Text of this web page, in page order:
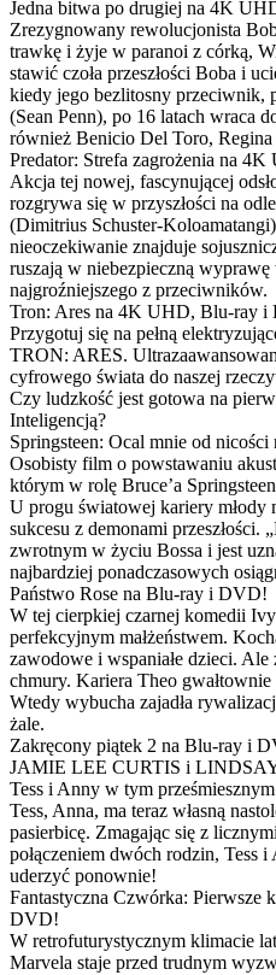
Jedna bitwa po drugiej na 4K
Zrezygnowany rewolucjonista
trawkę i żyje w paranoi z córką,
stawić czoła przeszłości Boba i
kiedy jego bezlitosny przeciwnik,
(Sean Penn), po 16 latach wraca
również Benicio Del Toro,
Predator: Strefa zagrożenia na
Akcja tej nowej, fascynującej
rozgrywa się w przyszłości na
(Dimitrius Schuster-
nieoczekiwanie znajduje
ruszają w niebezpieczną
najgroźniejszego z przeciwników.
Tron: Ares na 4K UHD, Blu-ray i
Przygotuj się na pełną
TRON: ARES.
cyfrowego świata do naszej
Czy ludzkość jest gotowa na
Inteligencją?
Springsteen: Ocal mnie od
Osobisty film o powstawaniu
którym w rolę Bruce’a
U progu światowej kariery młody
sukcesu z demonami przeszłości.
zwrotnym w życiu Bossa i jest
najbardziej ponadczasowych
Państwo Rose na Blu-ray i DVD!
W tej cierpkiej czarnej komedii
perfekcyjnym małżeństwem.
zawodowe i wspaniałe dzieci. Ale
chmury. Kariera Theo
Wtedy wybucha zajadła
żale.
Zakręcony piątek 2 na Blu-ray i
JAMIE LEE CURTIS i
Tess i Anny w tym
Tess, Anna, ma teraz własną
pasierbicę. Zmagając się z
połączeniem dwóch rodzin, Tess
uderzyć ponownie!
Fantastyczna Czwórka:
DVD!
W retrofuturystycznym klimacie
Marvela staje przed trudnym